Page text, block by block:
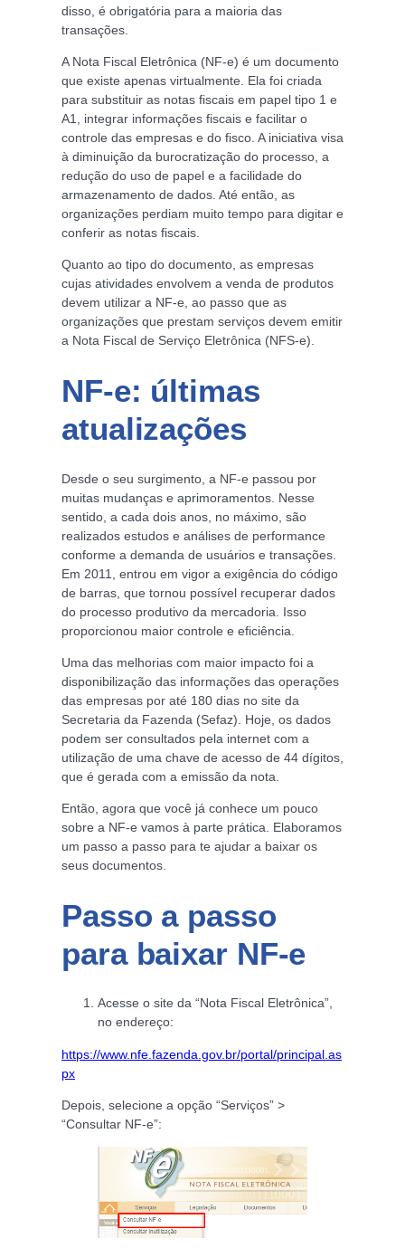
disso, é obrigatória para a maioria das
transações.
A Nota Fiscal Eletrônica (NF-e) é um documento
que existe apenas virtualmente. Ela foi criada
para substituir as notas fiscais em papel tipo 1 e
A1, integrar informações fiscais e facilitar o
controle das empresas e do fisco. A iniciativa visa
à diminuição da burocratização do processo, a
redução do uso de papel e a facilidade do
armazenamento de dados. Até então, as
organizações perdiam muito tempo para digitar e
conferir as notas fiscais.
Quanto ao tipo do documento, as empresas
cujas atividades envolvem a venda de produtos
devem utilizar a NF-e, ao passo que as
organizações que prestam serviços devem emitir
a Nota Fiscal de Serviço Eletrônica (NFS-e).
NF-e: últimas
atualizações
Desde o seu surgimento, a NF-e passou por
muitas mudanças e aprimoramentos. Nesse
sentido, a cada dois anos, no máximo, são
realizados estudos e análises de performance
conforme a demanda de usuários e transações.
Em 2011, entrou em vigor a exigência do código
de barras, que tornou possível recuperar dados
do processo produtivo da mercadoria. Isso
proporcionou maior controle e eficiência.
Uma das melhorias com maior impacto foi a
disponibilização das informações das operações
das empresas por até 180 dias no site da
Secretaria da Fazenda (Sefaz). Hoje, os dados
podem ser consultados pela internet com a
utilização de uma chave de acesso de 44 dígitos,
que é gerada com a emissão da nota.
Então, agora que você já conhece um pouco
sobre a NF-e vamos à parte prática. Elaboramos
um passo a passo para te ajudar a baixar os
seus documentos.
Passo a passo
para baixar NF-e
Acesse o site da “Nota Fiscal Eletrônica”,
no endereço:
https://www.nfe.fazenda.gov.br/portal/principal.as
px
Depois, selecione a opção “Serviços” >
“Consultar NF-e”: